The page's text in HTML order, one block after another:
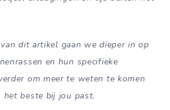
dit artikel gaan we dieper in op
en hun specifieke
om meer te weten te komen
beste bij jou past.